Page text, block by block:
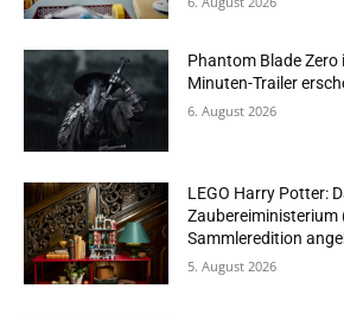
Phantom Blade Zero
Minuten-Trailer
6. August 2026
LEGO Harry Potter:
Zaubereiministerium
Sammleredition
5. August 2026